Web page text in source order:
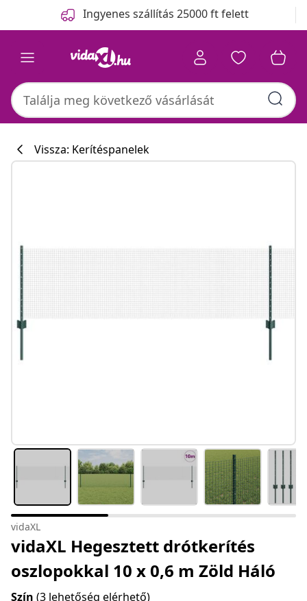
Ingyenes szállítás 25000 ft felett
Vissza: Kerítéspanelek
vidaXL
vidaXL Hegesztett drótkerítés
oszlopokkal 10 x 0,6 m Zöld Háló
Szín (3 lehetőség elérhető)